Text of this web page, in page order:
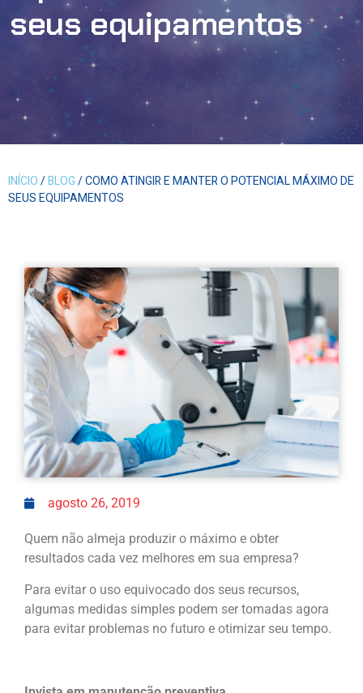
seus equipamentos
INÍCIO/BLOG/ COMO ATINGIR E MANTER O POTENCIAL MÁXIMO DE
SEUS EQUIPAMENTOS
agosto 26, 2019
Quem não almeja produzir o máximo e obter
resultados cada vez melhores em sua empresa?
Para evitar o uso equivocado dos seus recursos,
algumas medidas simples podem ser tomadas agora
para evitar problemas no futuro e otimizar seu tempo.